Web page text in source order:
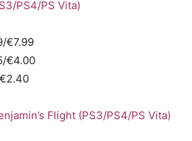
PS4/PS Vita)
€7.99
€4.00
Flight (PS3/PS4/PS Vita)